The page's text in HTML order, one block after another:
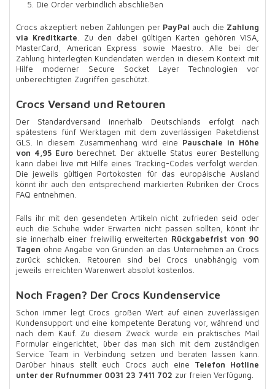
Die Order verbindlich abschließen
Crocs akzeptiert neben Zahlungen perPayPal auch die Zahlung
via Kreditkarte . Zu den dabei gültigen Karten gehören VISA,
MasterCard, American Express sowie Maestro. Alle bei der
Zahlung hinterlegten Kundendaten werden in diesem Kontext mit
Hilfe moderner Secure Socket Layer Technologien vor
unberechtigten Zugriffen geschützt.
Crocs Versand und Retouren
Der Standardversand innerhalb Deutschlands erfolgt nach
spätestens fünf Werktagen mit dem zuverlässigen Paketdienst
GLS. In diesem Zusammenhang wird eine Pauschale in Höhe
von 4,95 Euro berechnet. Der aktuelle Status eurer Bestellung
kann dabei live mit Hilfe eines Tracking-Codes verfolgt werden.
Die jeweils gültigen Portokosten für das europäische Ausland
könnt ihr auch den entsprechend markierten Rubriken der Crocs
FAQ entnehmen.
Falls ihr mit den gesendeten Artikeln nicht zufrieden seid oder
euch die Schuhe wider Erwarten nicht passen sollten, könnt ihr
sie innerhalb einer freiwillig erweiterten Rückgabefrist von 90
Tagen ohne Angabe von Gründen an das Unternehmen an Crocs
zurück schicken. Retouren sind bei Crocs unabhängig vom
jeweils erreichten Warenwert absolut kostenlos.
Noch Fragen? Der Crocs Kundenservice
Schon immer legt Crocs großen Wert auf einen zuverlässigen
Kundensupport und eine kompetente Beratung vor, während und
nach dem Kauf. Zu diesem Zweck wurde ein praktisches Mail
Formular eingerichtet, über das man sich mit dem zuständigen
Service Team in Verbindung setzen und beraten lassen kann.
Darüber hinaus stellt euch Crocs auch eine Telefon Hotline
unter der Rufnummer 0031 23 7411 702 zur freien Verfügung.